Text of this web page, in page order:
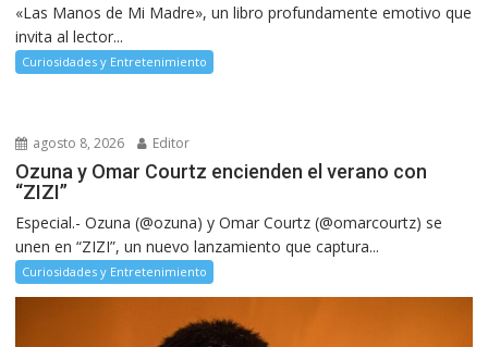
«Las Manos de Mi Madre», un libro profundamente emotivo que
invita al lector...
Curiosidades y Entretenimiento
agosto 8, 2026 Editor
Ozuna y Omar Courtz encienden el verano con
“ZIZI”
Especial.- Ozuna (@ozuna) y Omar Courtz (@omarcourtz) se
unen en “ZIZI”, un nuevo lanzamiento que captura...
Curiosidades y Entretenimiento